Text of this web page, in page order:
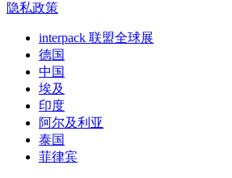
隐私政策
interpack 联盟全球展
德国
中国
埃及
印度
阿尔及利亚
泰国
菲律宾